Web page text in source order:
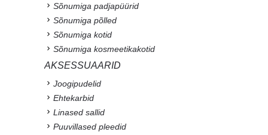
Sõnumiga padjapüürid
Sõnumiga põlled
Sõnumiga kotid
Sõnumiga kosmeetikakotid
AKSESSUAARID
Joogipudelid
Ehtekarbid
Linased sallid
Puuvillased pleedid